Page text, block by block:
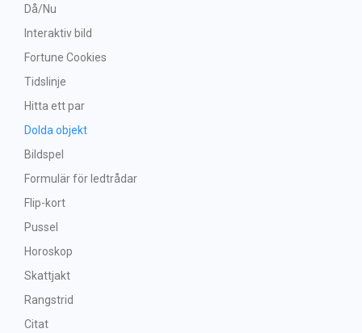
Då/Nu
Interaktiv bild
Fortune Cookies
Tidslinje
Hitta ett par
Dolda objekt
Bildspel
Formulär för ledtrådar
Flip-kort
Pussel
Horoskop
Skattjakt
Rangstrid
Citat